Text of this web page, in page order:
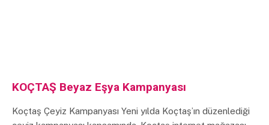
KOÇTAŞ Beyaz Eşya Kampanyası
Koçtaş Çeyiz Kampanyası Yeni yılda Koçtaş’ın düzenlediği